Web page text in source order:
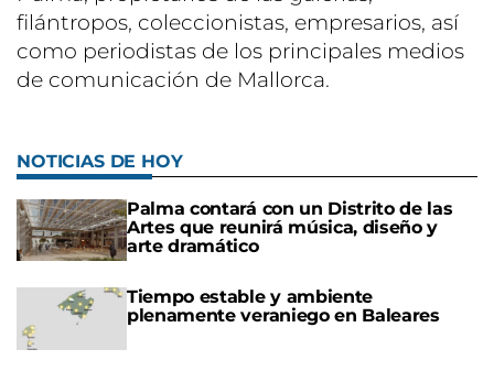
filántropos, coleccionistas, empresarios, así
como periodistas de los principales medios
de comunicación de Mallorca.
NOTICIAS DE HOY
Palma contará con un Distrito de las
Artes que reunirá música, diseño y
arte dramático
Tiempo estable y ambiente
plenamente veraniego en Baleares